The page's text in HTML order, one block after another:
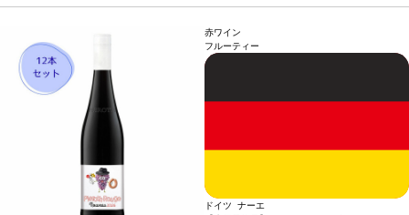
ます。 ・お届け先1件につき送料1,760円を頂戴いたします。 ・値引きクーポンは
ご利用いただけません。 ・クール便発送はお選びいただけません。
赤ワイン
フルーティー
ドイツ ナーエ